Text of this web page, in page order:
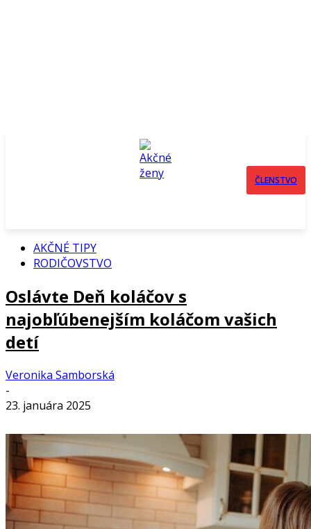
ČLENSTVO
AKČNÉ TIPY
RODIČOVSTVO
Oslávte Deň koláčov s
najobľúbenejším koláčom vašich
detí
Veronika Samborská
-
23. januára 2025